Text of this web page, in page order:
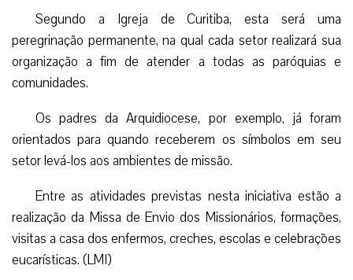
Segundo a Igreja de Curitiba, esta será uma
peregrinação permanente, na qual cada setor realizará sua
organização a fim de atender a todas as paróquias e
comunidades.
Os padres da Arquidiocese, por exemplo, já foram
orientados para quando receberem os símbolos em seu
setor levá-los aos ambientes de missão.
Entre as atividades previstas nesta iniciativa estão a
realização da Missa de Envio dos Missionários, formações,
visitas a casa dos enfermos, creches, escolas e celebrações
eucarísticas. (LMI)